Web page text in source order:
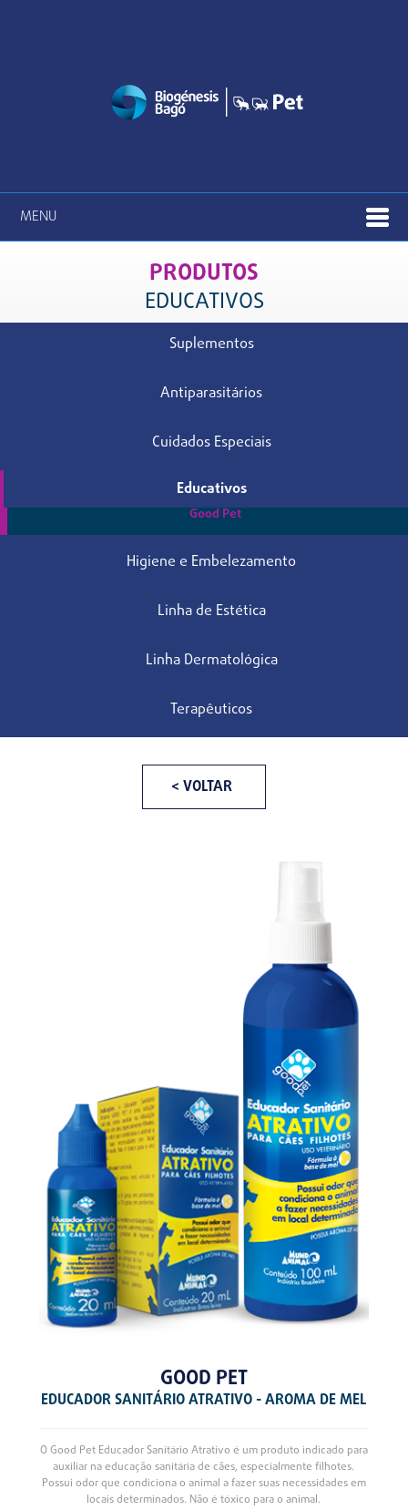
MENU
PRODUTOS
EDUCATIVOS
Suplementos
Antiparasitários
Cuidados Especiais
Educativos
Good Pet
Higiene e Embelezamento
Linha de Estética
Linha Dermatológica
Terapêuticos
< VOLTAR
GOOD PET
EDUCADOR SANITÁRIO ATRATIVO - AROMA DE MEL
O Good Pet Educador Sanitário Atrativo é um produto indicado para
auxiliar na educação sanitária de cães, especialmente filhotes.
Possui odor que condiciona o animal a fazer suas necessidades em
locais determinados. Não é tóxico para o animal.